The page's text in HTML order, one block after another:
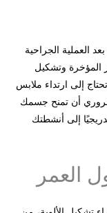
العملية الجراحية
المؤخرة وتشكيل
إلى ارتداء ملابس
أن تمنح جسمك
إلى أنشطتك
العمر